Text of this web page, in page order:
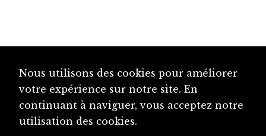
Nous utilisons des cookies pour améliorer
votre expérience sur notre site. En
continuant à naviguer, vous acceptez notre
utilisation des cookies.